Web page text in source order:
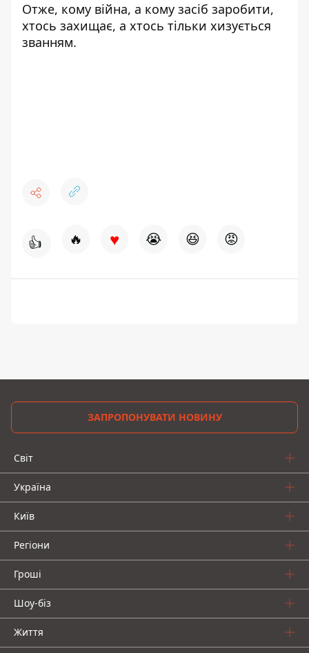
Отже, кому війна, а кому засіб заробити,
хтось захищає, а хтось тільки хизується
званням.
👍 🔥 ♥ 😭 😆 😡
ЗАПРОПОНУВАТИ НОВИНУ
Світ
Україна
Київ
Регіони
Гроші
Шоу-біз
Життя